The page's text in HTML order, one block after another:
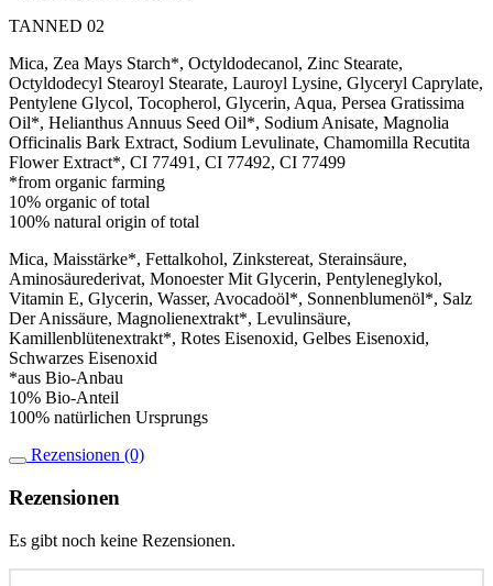
TANNED 02
Mica, Zea Mays Starch*, Octyldodecanol, Zinc Stearate,
Octyldodecyl Stearoyl Stearate, Lauroyl Lysine, Glyceryl Caprylate,
Pentylene Glycol, Tocopherol, Glycerin, Aqua, Persea Gratissima
Oil*, Helianthus Annuus Seed Oil*, Sodium Anisate, Magnolia
Officinalis Bark Extract, Sodium Levulinate, Chamomilla Recutita
Flower Extract*, CI 77491, CI 77492, CI 77499
*from organic farming
10% organic of total
100% natural origin of total
Mica, Maisstärke*, Fettalkohol, Zinkstereat, Sterainsäure,
Aminosäurederivat, Monoester Mit Glycerin, Pentyleneglykol,
Vitamin E, Glycerin, Wasser, Avocadoöl*, Sonnenblumenöl*, Salz
Der Anissäure, Magnolienextrakt*, Levulinsäure,
Kamillenblütenextrakt*, Rotes Eisenoxid, Gelbes Eisenoxid,
Schwarzes Eisenoxid
*aus Bio-Anbau
10% Bio-Anteil
100% natürlichen Ursprungs
Rezensionen (0)
Rezensionen
Es gibt noch keine Rezensionen.